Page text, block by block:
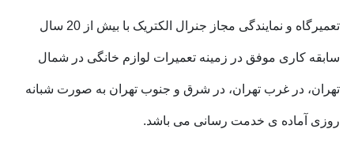
تعمیرگاه و نمایندگی مجاز جنرال الکتریک با بیش از 20 سال
سابقه کاری موفق در زمینه تعمیرات لوازم خانگی در شمال
تهران، در غرب تهران، در شرق و جنوب تهران به صورت شبانه
روزی آماده ی خدمت رسانی می باشد.